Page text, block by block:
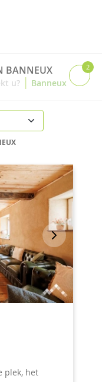
BANNEUX
u? | Banneux
2